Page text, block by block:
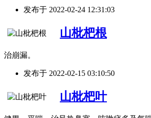
发布于 2022-02-24 12:31:03
山枇杷根
治崩漏。
发布于 2022-02-15 03:10:50
山枇杷叶